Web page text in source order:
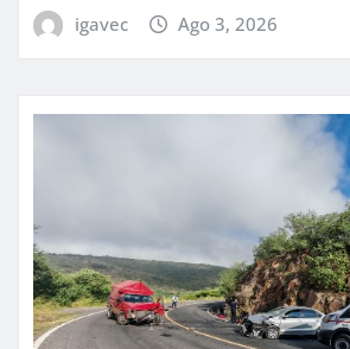
igavec Ago 3, 2026